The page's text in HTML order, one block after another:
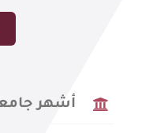
أشهر